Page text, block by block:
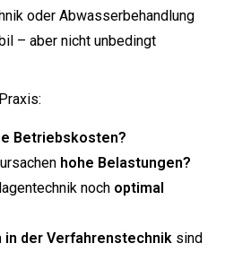
oder Abwasserbehandlung
– aber nicht unbedingt
Betriebskosten?
hohe Belastungen?
noch optimal
in der Verfahrenstechnik sind